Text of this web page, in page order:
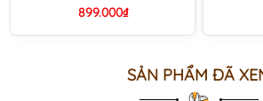
899.000₫
SẢN PHẨM ĐÃ